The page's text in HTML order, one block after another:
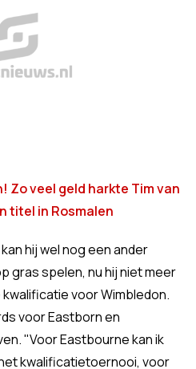
Zo veel geld harkte Tim van
titel in Rosmalen
hij wel nog een ander
gras spelen, nu hij niet meer
voor Wimbledon.
voor Eastborn en
"Voor Eastbourne kan ik
kwalificatietoernooi, voor